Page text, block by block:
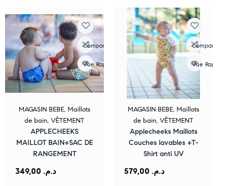
Compare
Vue Rapide
MAGASIN BEBE, Maillots
de bain, VÊTEMENT
APPLECHEEKS
MAILLOT BAIN+SAC DE
RANGEMENT
د.م.
Compare
Vue Rapide
MAGASIN BEBE, Maillots
de bain, VÊTEMENT
Applecheeks Maillots
Couches lavables +T-
Shirt anti UV
د.م.